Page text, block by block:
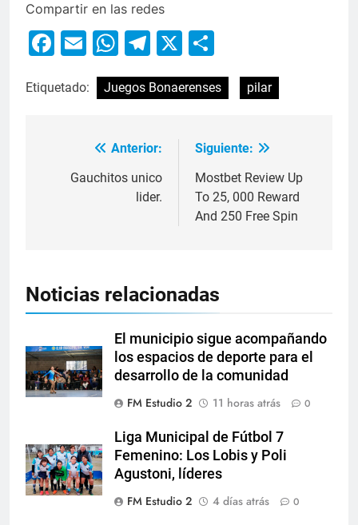
Compartir en las redes
Facebook
EmailWhatsApp
Telegram
X
Etiquetado: Juegos Bonaerenses pilar
Anterior:
Gauchitos unico
lider.
Siguiente:
Mostbet Review Up
To 25, 000 Reward
And 250 Free Spin
Noticias relacionadas
El municipio sigue acompañando
los espacios de deporte para el
desarrollo de la comunidad
FM Estudio 2
11 horas atrás 0
Liga Municipal de Fútbol 7
Femenino: Los Lobis y Poli
Agustoni, líderes
FM Estudio 2
4 días atrás 0